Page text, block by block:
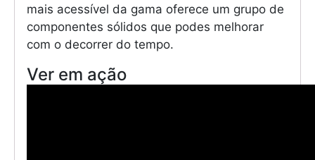
mais acessível da gama oferece um grupo de
componentes sólidos que podes melhorar
com o decorrer do tempo.
Ver em ação